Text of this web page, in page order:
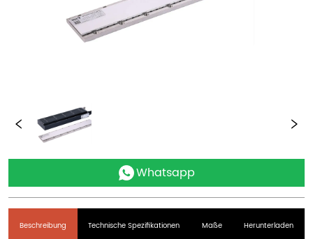
Whatsapp
Beschreibung Technische Spezifikationen Maße Herunterladen